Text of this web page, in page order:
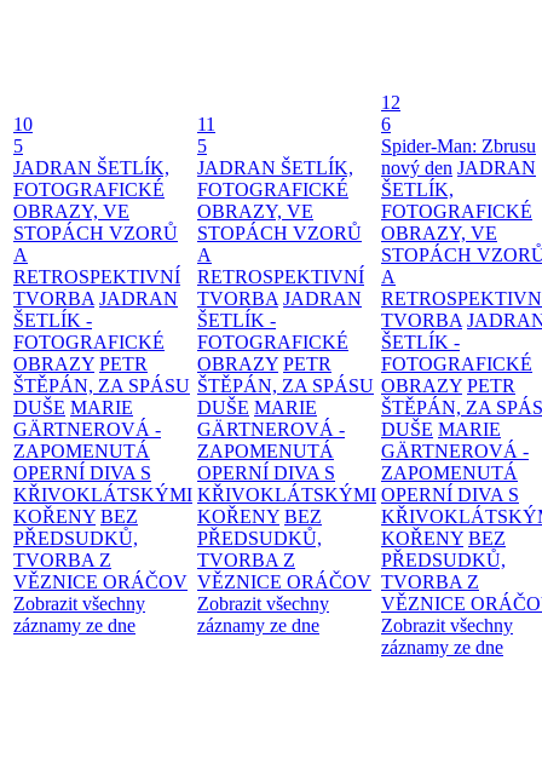
10
5
JADRAN ŠETLÍK,
FOTOGRAFICKÉ
OBRAZY, VE
STOPÁCH VZORŮ
A
RETROSPEKTIVNÍ
TVORBA JADRAN
ŠETLÍK -
FOTOGRAFICKÉ
OBRAZY PETR
ŠTĚPÁN, ZA SPÁSU
DUŠE MARIE
GÄRTNEROVÁ -
ZAPOMENUTÁ
OPERNÍ DIVA S
KŘIVOKLÁTSKÝMI
KOŘENY BEZ
PŘEDSUDKŮ,
TVORBA Z
VĚZNICE ORÁČOV
Zobrazit všechny
záznamy ze dne
11
5
JADRAN ŠETLÍK,
FOTOGRAFICKÉ
OBRAZY, VE
STOPÁCH VZORŮ
A
RETROSPEKTIVNÍ
TVORBA JADRAN
ŠETLÍK -
FOTOGRAFICKÉ
OBRAZY PETR
ŠTĚPÁN, ZA SPÁSU
DUŠE MARIE
GÄRTNEROVÁ -
ZAPOMENUTÁ
OPERNÍ DIVA S
KŘIVOKLÁTSKÝMI
KOŘENY BEZ
PŘEDSUDKŮ,
TVORBA Z
VĚZNICE ORÁČOV
Zobrazit všechny
záznamy ze dne
12
6
Spider-Man: Zbrusu
nový den JADRAN
ŠETLÍK,
FOTOGRAFICKÉ
OBRAZY, VE
STOPÁCH
A
TVORBA
ŠETLÍK -
FOTOGRAFICKÉ
OBRAZY PETR
ŠTĚPÁN, ZA
DUŠE MARIE
GÄRTNEROVÁ -
ZAPOMENUTÁ
OPERNÍ DIVA S
KOŘENY BEZ
PŘEDSUDKŮ,
TVORBA Z
VĚZNICE
Zobrazit všechny
záznamy ze dne